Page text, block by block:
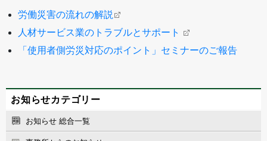
労働災害の流れの解説
人材サービス業のトラブルとサポート
「使用者側労災対応のポイント」セミナーのご報告
お知らせカテゴリー
お知らせ 総合一覧